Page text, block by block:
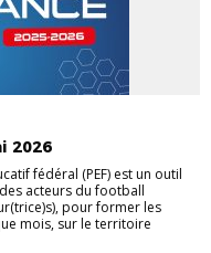
2026
fédéral (PEF) est un outil
acteurs du football
pour former les
mois, sur le territoire